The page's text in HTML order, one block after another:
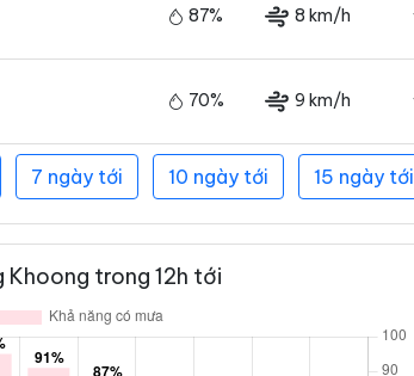
87% 8 km/h
70% 9 km/h
7 ngày tới 10 ngày tới 15 ngày tới
Khoong trong 12h tới